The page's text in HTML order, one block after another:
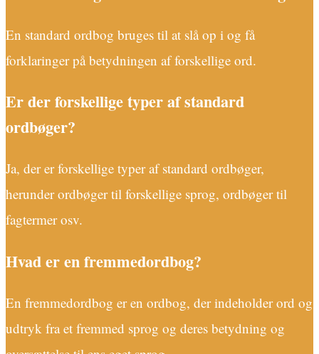
En standard ordbog bruges til at slå op i og få
forklaringer på betydningen af forskellige ord.
Er der forskellige typer af standard
ordbøger?
Ja, der er forskellige typer af standard ordbøger,
herunder ordbøger til forskellige sprog, ordbøger til
fagtermer osv.
Hvad er en fremmedordbog?
En fremmedordbog er en ordbog, der indeholder ord og
udtryk fra et fremmed sprog og deres betydning og